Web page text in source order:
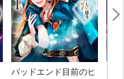
バッドエンド目前のヒ